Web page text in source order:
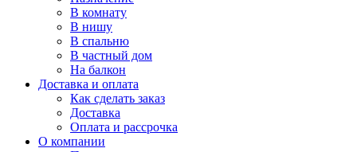
В комнату
В нишу
В спальню
В частный дом
На балкон
Доставка и оплата
Как сделать заказ
Доставка
Оплата и рассрочка
О компании